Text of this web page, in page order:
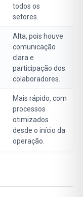
todos os
setores.
Alta, pois houve
comunicação
clara e
participação dos
colaboradores.
Mais rápido, com
processos
otimizados
desde o início da
operação.